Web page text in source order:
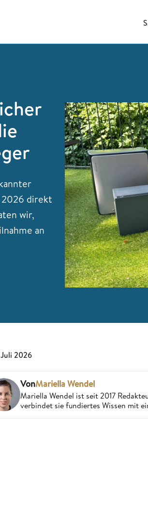
2026 direkt
wir,
an
2026
VonMariella Wendel
Mariella Wendel ist seit 2017
verbindet sie fundiertes Wissen mit